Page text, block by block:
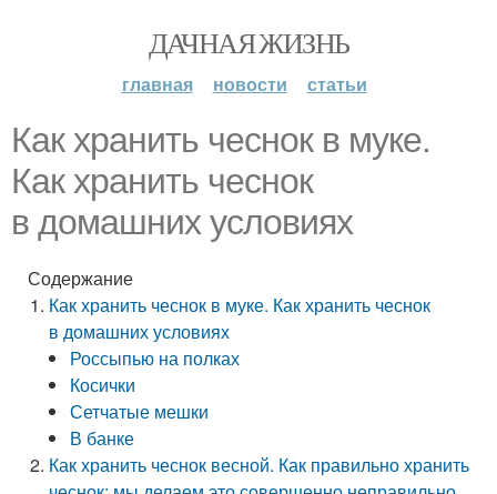
ДАЧНАЯ ЖИЗНЬ
главная новости статьи
Как хранить чеснок в муке.
Как хранить чеснок
в домашних условиях
Содержание
Как хранить чеснок в муке. Как хранить чеснок
в домашних условиях
Россыпью на полках
Косички
Сетчатые мешки
В банке
Как хранить чеснок весной. Как правильно хранить